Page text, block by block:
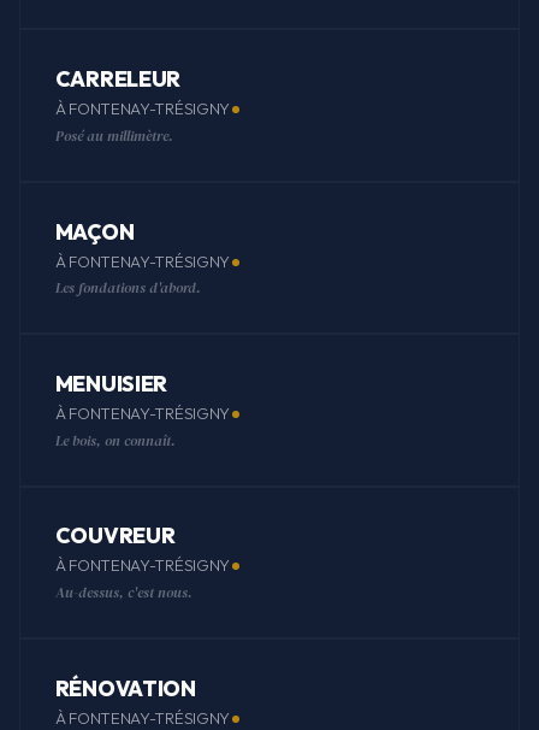
CARRELEUR
À FONTENAY-TRÉSIGNY
Posé au millimètre.
MAÇON
À FONTENAY-TRÉSIGNY
Les fondations d'abord.
MENUISIER
À FONTENAY-TRÉSIGNY
Le bois, on connaît.
COUVREUR
À FONTENAY-TRÉSIGNY
Au-dessus, c'est nous.
RÉNOVATION
À FONTENAY-TRÉSIGNY